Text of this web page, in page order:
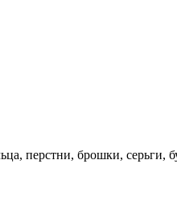
перстни, брошки, серьги,